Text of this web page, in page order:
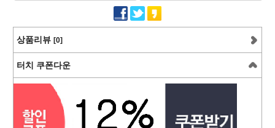
상품리뷰 [0]
터치 쿠폰다운